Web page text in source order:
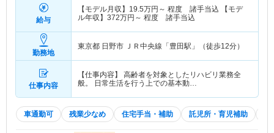
給与
【モデル月収】 19.5万円～ 程度 諸手当込 【モデ
ル年収】 372万円～ 程度 諸手当込
勤務地
東京都 日野市 ＪＲ中央線「豊田駅」（徒歩12分）
仕事内容
【仕事内容】 高齢者を対象としたリハビリ業務全
般。 日常生活を行う上での基本動…
車通勤可 残業少なめ 住宅手当・補助 託児所・育児補助